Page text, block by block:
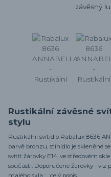
Rustikální závěsné
stylu
Rustikální svítidlo Rabalux 8636
barvě bronzu, stínidlo je skleněné
svítit žárovky E14, ve středovém
součástí. Doporučené žárovky -
malého skla :... celý popis